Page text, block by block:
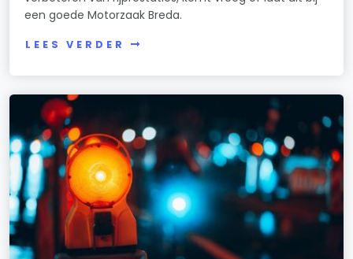
een goede Motorzaak Breda.
LEES VERDER